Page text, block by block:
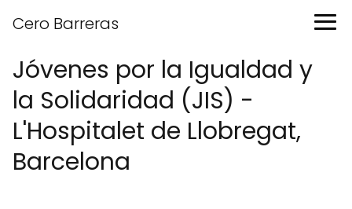
Cero Barreras
Jóvenes por la Igualdad y
la Solidaridad (JIS) -
L'Hospitalet de Llobregat,
Barcelona